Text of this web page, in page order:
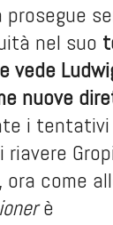
prosegue
nel suo
vede
nuove
i tentativi
riavere
ora come
è